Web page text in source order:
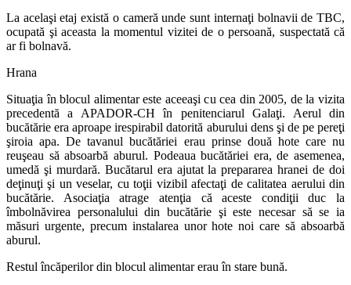
La acelaşi etaj există o cameră unde sunt internaţi bolnavii de TBC,
ocupată şi aceasta la momentul vizitei de o persoană, suspectată că
ar fi bolnavă.
Hrana
Situaţia în blocul alimentar este aceeaşi cu cea din 2005, de la vizita
precedentă a APADOR-CH în penitenciarul Galaţi. Aerul din
bucătărie era aproape irespirabil datorită aburului dens şi de pe pereţi
şiroia apa. De tavanul bucătăriei erau prinse două hote care nu
reuşeau să absoarbă aburul. Podeaua bucătăriei era, de asemenea,
umedă şi murdară. Bucătarul era ajutat la prepararea hranei de doi
deţinuţi şi un veselar, cu toţii vizibil afectaţi de calitatea aerului din
bucătărie. Asociaţia atrage atenţia că aceste condiţii duc la
îmbolnăvirea personalului din bucătărie şi este necesar să se ia
măsuri urgente, precum instalarea unor hote noi care să absoarbă
aburul.
Restul încăperilor din blocul alimentar erau în stare bună.